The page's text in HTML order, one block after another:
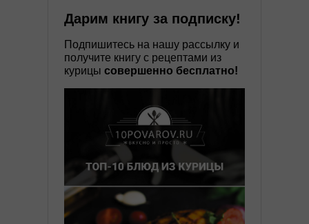
Дарим книгу за подписку!
Подпишитесь на нашу рассылку и
получите книгу с рецептами из
курицы совершенно бесплатно!